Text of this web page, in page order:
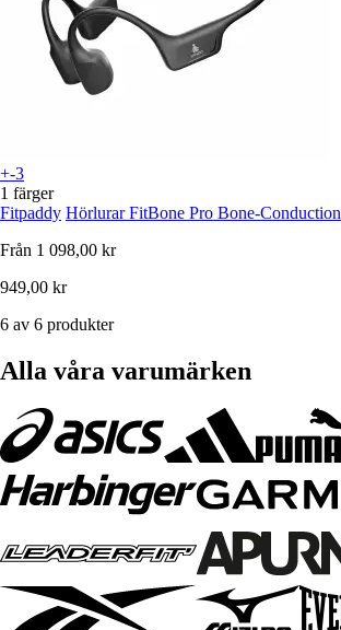
+-3
1 färger
Fitpaddy Hörlurar FitBone Pro Bone-Conduction
Från 1 098,00 kr
949,00 kr
6 av 6 produkter
Alla våra varumärken